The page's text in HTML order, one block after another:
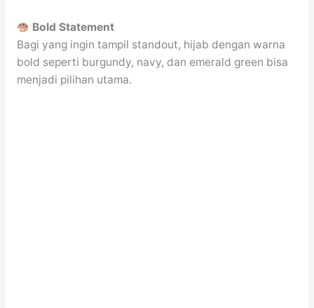
Bold Statement
Bagi yang ingin tampil standout, hijab dengan warna
bold seperti burgundy, navy, dan emerald green bisa
menjadi pilihan utama.